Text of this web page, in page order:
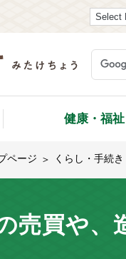
健康・福祉
ページ くらし・手続き
売買や、